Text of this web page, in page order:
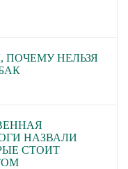
ПОЧЕМУ НЕЛЬЗЯ
НАЗВАЛИ
СТОИТ